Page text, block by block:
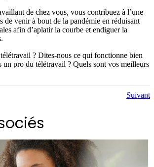
de chez vous, vous contribuez à l’une
de venir à bout de la pandémie en réduisant
afin d’aplatir la courbe et endiguer la
? Dites-nous ce qui fonctionne bien
un pro du télétravail ? Quels sont vos meilleurs
Suivant